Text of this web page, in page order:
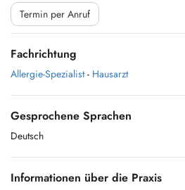
Termin per Anruf
Fachrichtung
Allergie-Spezialist - Hausarzt
Gesprochene Sprachen
Deutsch
Informationen über die Praxis